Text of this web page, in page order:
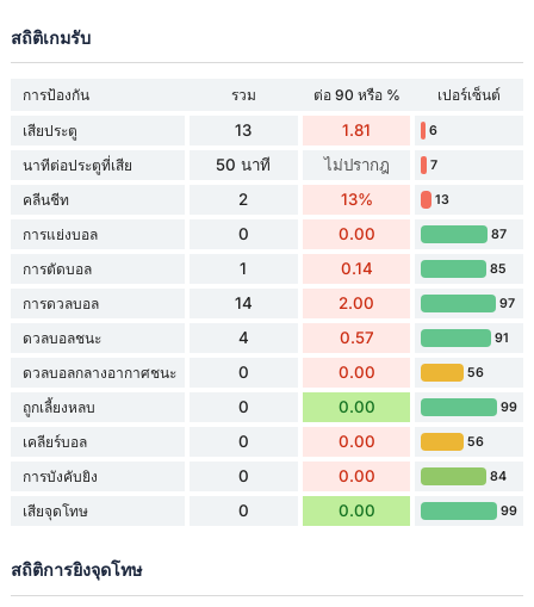
สถิติเกมรับ
การป้องกัน รวม ต่อ 90 หรือ %
เปอร์เซ็นต์
เสียประตู
13 1.81 6
นาทีต่อประตูที่เสีย 50 นาที ไม่ปรากฎ 7
คลีนชีท 2 13% 13
การแย่งบอล 0 0.00 87
การตัดบอล 1 0.14 85
การดวลบอล 14 2.00 97
ดวลบอลชนะ 4 0.57 91
ดวลบอลกลางอากาศชนะ 0 0.00 56
ถูกเลี้ยงหลบ 0 0.00 99
เคลียร์บอล 0 0.00 56
การบังคับยิง 0 0.00 84
เสียจุดโทษ 0 0.00 99
สถิติการยิงจุดโทษ